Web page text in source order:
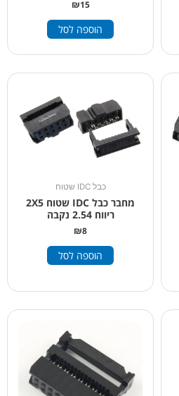
₪15
הוספה לסל
כבל IDC שטוח
מחבר כבל IDC שטוח 2X5
ריווח 2.54 נקבה
₪8
הוספה לסל